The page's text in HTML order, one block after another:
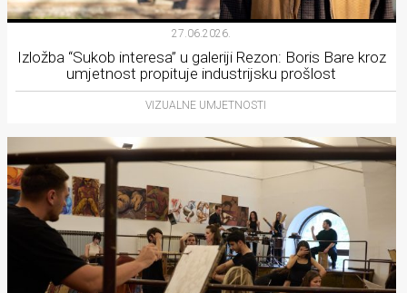
27.06.2026.
Izložba “Sukob interesa” u galeriji Rezon: Boris Bare kroz
umjetnost propituje industrijsku prošlost
VIZUALNE UMJETNOSTI